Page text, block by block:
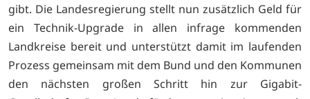
gibt. Die Landesregierung stellt nun zusätzlich Geld für
ein Technik-Upgrade in allen infrage kommenden
Landkreise bereit und unterstützt damit im laufenden
Prozess gemeinsam mit dem Bund und den Kommunen
den nächsten großen Schritt hin zur Gigabit-